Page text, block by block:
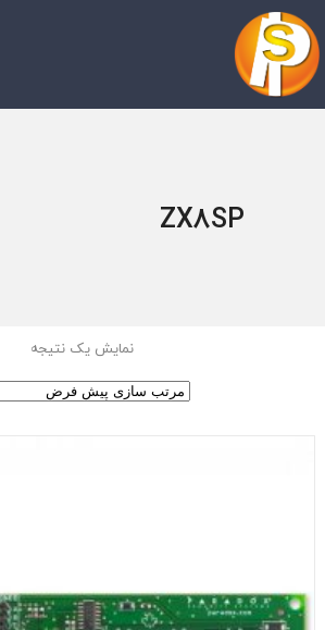
ZX8SP
نمایش یک نتیجه